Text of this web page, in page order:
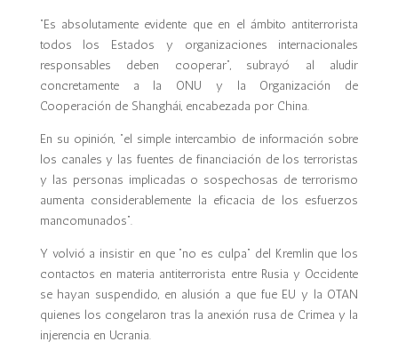
“Es absolutamente evidente que en el ámbito antiterrorista
todos los Estados y organizaciones internacionales
responsables deben cooperar”, subrayó al aludir
concretamente a la ONU y la Organización de
Cooperación de Shanghái, encabezada por China.
En su opinión, “el simple intercambio de información sobre
los canales y las fuentes de financiación de los terroristas
y las personas implicadas o sospechosas de terrorismo
aumenta considerablemente la eficacia de los esfuerzos
mancomunados”.
Y volvió a insistir en que “no es culpa” del Kremlin que los
contactos en materia antiterrorista entre Rusia y Occidente
se hayan suspendido, en alusión a que fue EU y la OTAN
quienes los congelaron tras la anexión rusa de Crimea y la
injerencia en Ucrania.